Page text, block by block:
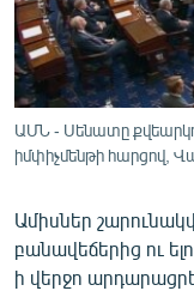
ՍՊՈՐՏ
ՏՏ ԵՒ ԻՆՏԵՐՆԵՏ
ԿՈՐՈՆԱՎԻՐՈՒՍ
ՏԵՍԱՆՅՈՒԹԵՐ
ԲԱՆԱՎԵՃ
ԱՄՆ - Սենատը
իմփիչմենթի հարցով,
Ամիսներ
բանավեճերից ու
ի վերջո